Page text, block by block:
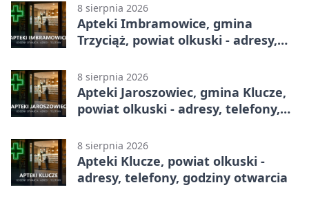
8 sierpnia 2026
Apteki Imbramowice, gmina
Trzyciąż, powiat olkuski - adresy,
8 sierpnia 2026
Apteki Jaroszowiec, gmina Klucze,
powiat olkuski - adresy, telefony,
8 sierpnia 2026
Apteki Klucze, powiat olkuski -
adresy, telefony, godziny otwarcia